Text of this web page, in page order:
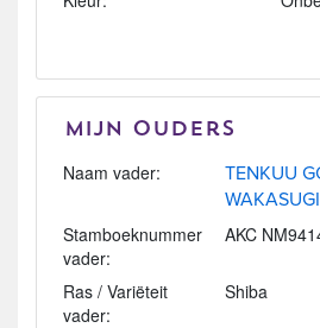
Mijn Ouders
Naam vader:
TENKUU
Stamboeknummer
vader:
AKC
Ras / Variëteit
vader:
Shiba